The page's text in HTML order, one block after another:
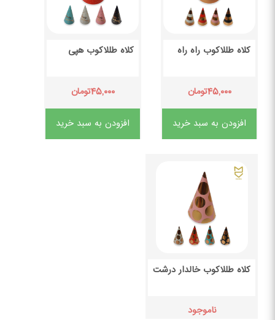
کلاه طللاکوب راه راه
۴۵,۰۰۰تومان
افزودن به سبد خرید
کلاه طللاکوب هپی
۴۵,۰۰۰تومان
افزودن به سبد خرید
کلاه طللاکوب خالدار درشت
ناموجود